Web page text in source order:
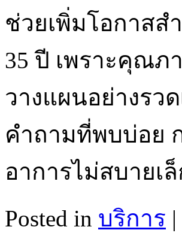
ช่วยเพิ่มโอกาสส
35 ปี เพราะคุณภ
วางแผนอย่างรว
คำถามที่พบบ่อย
อาการไม่สบายเ
Posted in บริการ |